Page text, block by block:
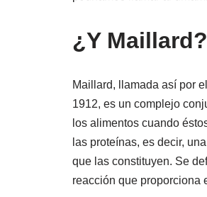
¿Y Maillard?
Maillard, llamada así por
1912, es un complejo
los alimentos cuando
las proteínas, es decir,
que las constituyen. Se
reacción que proporciona